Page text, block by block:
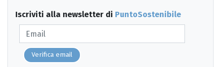
Iscriviti alla newsletter di PuntoSostenibile
Verifica email